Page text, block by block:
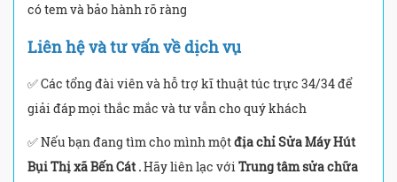
có tem và bảo hành rõ ràng
Liên hệ và tư vấn về dịch vụ
✅ Các tổng đài viên và hỗ trợ kĩ thuật túc trực 34/34 để
giải đáp mọi thắc mắc và tư vẫn cho quý khách
✅ Nếu bạn đang tìm cho mình mộtđịa chỉ Sửa Máy Hút
Bụi Thị xã Bến Cát .Hãy liên lạc vớiTrung tâm sửa chữa